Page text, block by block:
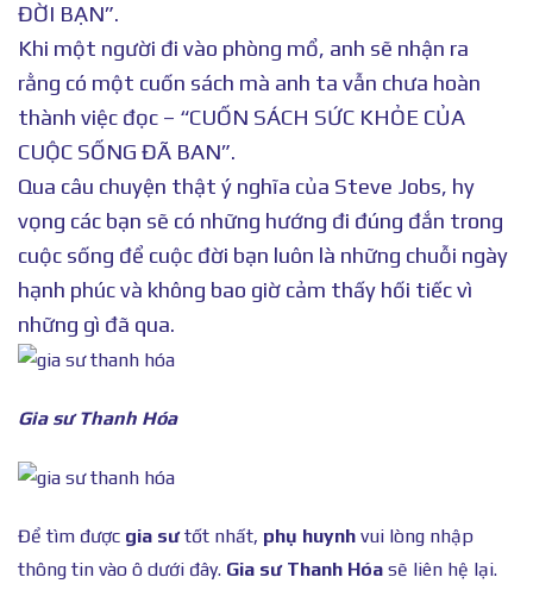
ĐỜI BẠN”.
Khi một người đi vào phòng mổ, anh sẽ nhận ra
rằng có một cuốn sách mà anh ta vẫn chưa hoàn
thành việc đọc – “CUỐN SÁCH SỨC KHỎE CỦA
CUỘC SỐNG ĐÃ BAN”.
Qua câu chuyện thật ý nghĩa của Steve Jobs, hy
vọng các bạn sẽ có những hướng đi đúng đắn trong
cuộc sống để cuộc đời bạn luôn là những chuỗi ngày
hạnh phúc và không bao giờ cảm thấy hối tiếc vì
những gì đã qua.
Gia sư Thanh Hóa
Để tìm được gia sưtốt nhất, phụ huynh vui lòng nhập
thông tin vào ô dưới đây. Gia sư Thanh Hóa sẽ liên hệ lại.